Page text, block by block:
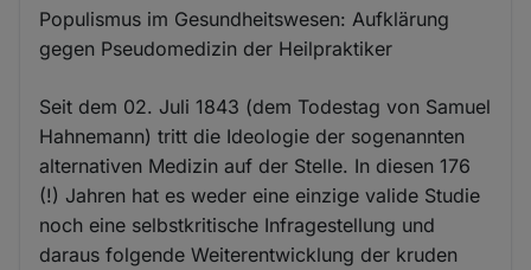
Populismus im Gesundheitswesen: Aufklärung
gegen Pseudomedizin der Heilpraktiker
Seit dem 02. Juli 1843 (dem Todestag von Samuel
Hahnemann) tritt die Ideologie der sogenannten
alternativen Medizin auf der Stelle. In diesen 176
(!) Jahren hat es weder eine einzige valide Studie
noch eine selbstkritische Infragestellung und
daraus folgende Weiterentwicklung der kruden